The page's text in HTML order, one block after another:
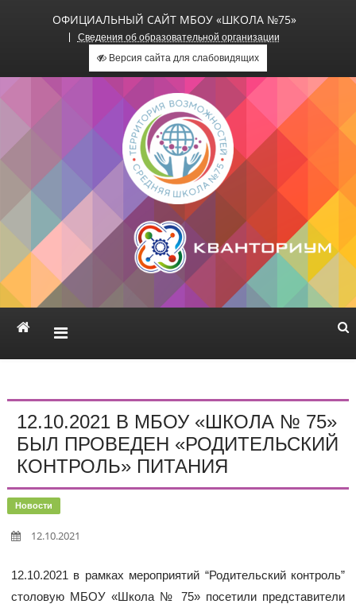
ОФИЦИАЛЬНЫЙ САЙТ МБОУ «ШКОЛА №75»
Сведения об образовательной организации
Версия сайта для слабовидящих
Официальный сайт МБОУ
«Школа №75»
12.10.2021 В МБОУ «ШКОЛА № 75»
БЫЛ ПРОВЕДЕН «РОДИТЕЛЬСКИЙ
КОНТРОЛЬ» ПИТАНИЯ
Новости
12.10.2021
12.10.2021 в рамках мероприятий “Родительский контроль”
столовую МБОУ «Школа № 75» посетили представители